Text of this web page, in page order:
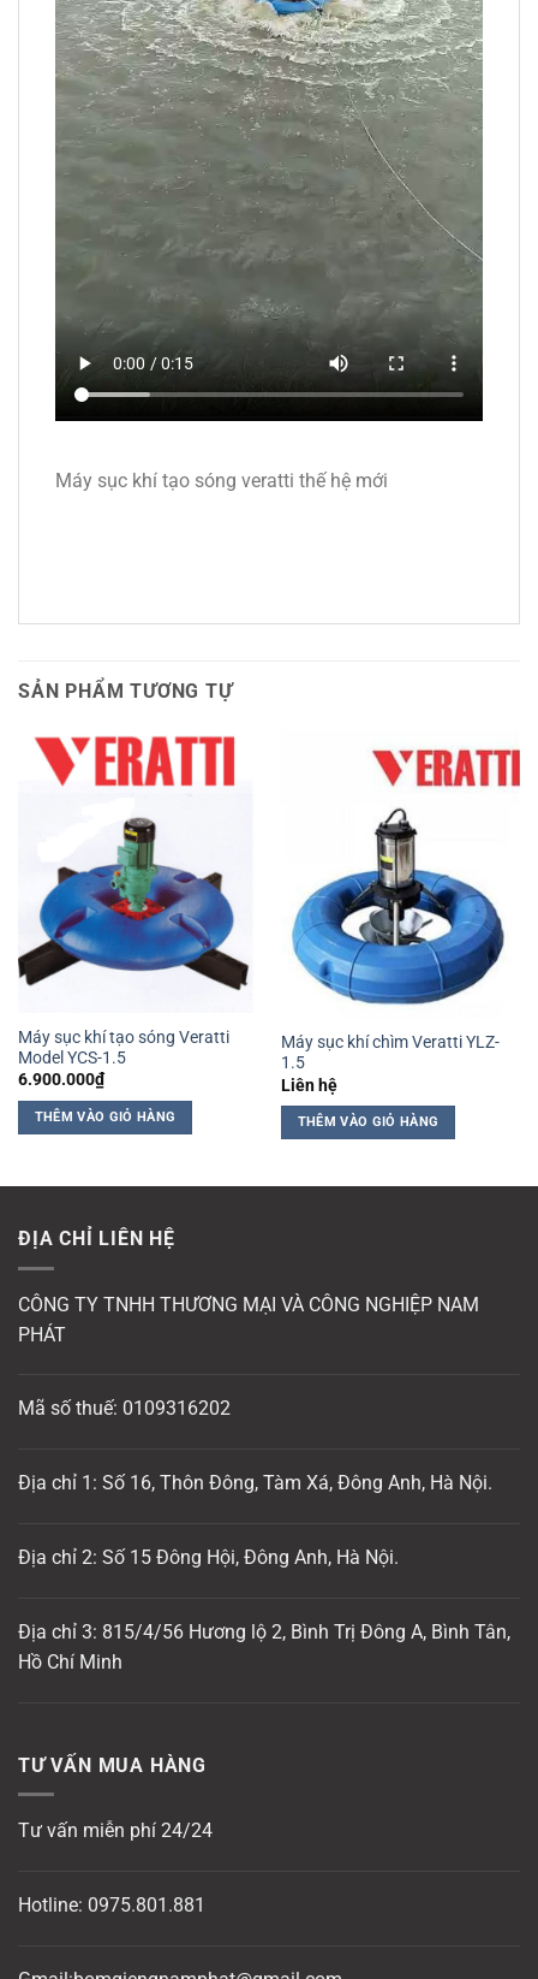
Máy sục khí tạo sóng veratti thế hệ mới
SẢN PHẨM TƯƠNG TỰ
Máy sục khí tạo sóng Veratti
Model YCS-1.5
6.900.000₫
THÊM VÀO GIỎ HÀNG
Máy sục khí chìm Veratti YLZ-
1.5
Liên hệ
THÊM VÀO GIỎ HÀNG
ĐỊA CHỈ LIÊN HỆ
CÔNG TY TNHH THƯƠNG MẠI VÀ CÔNG NGHIỆP NAM
PHÁT
Mã số thuế: 0109316202
Địa chỉ 1: Số 16, Thôn Đông, Tàm Xá, Đông Anh, Hà Nội.
Địa chỉ 2: Số 15 Đông Hội, Đông Anh, Hà Nội.
Địa chỉ 3: 815/4/56 Hương lộ 2, Bình Trị Đông A, Bình Tân,
Hồ Chí Minh
TƯ VẤN MUA HÀNG
Tư vấn miễn phí 24/24
Hotline: 0975.801.881